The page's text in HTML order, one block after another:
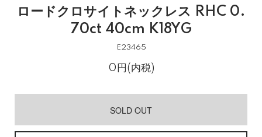
ロードクロサイトネックレス RHC 0.
70ct 40cm K18YG
E23465
0円(内税)
SOLD OUT